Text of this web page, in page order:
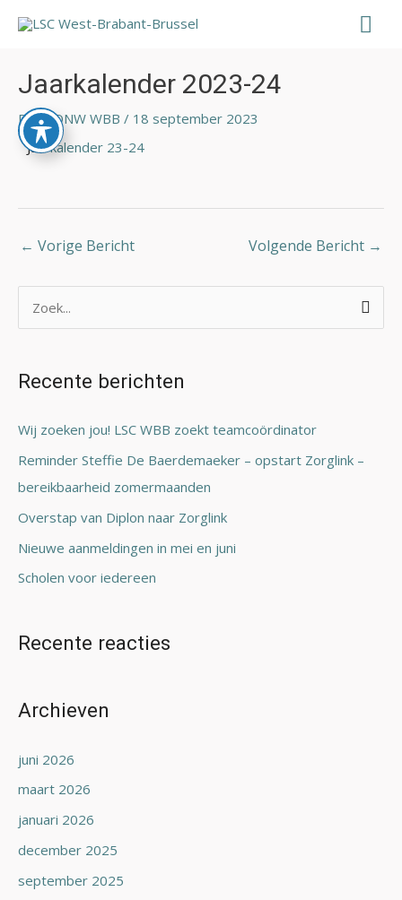
naar
Jaarkalender 2023-24
DoorONW WBB / 18 september 2023
Jaarkalender 23-24
navigatie
← Vorige Bericht Volgende Bericht →
k
:
Recente berichten
Wij zoeken jou! LSC WBB zoekt teamcoördinator
Reminder Steffie De Baerdemaeker – opstart Zorglink –
bereikbaarheid zomermaanden
Overstap van Diplon naar Zorglink
Nieuwe aanmeldingen in mei en juni
Scholen voor iedereen
Recente reacties
Archieven
juni 2026
maart 2026
januari 2026
december 2025
september 2025